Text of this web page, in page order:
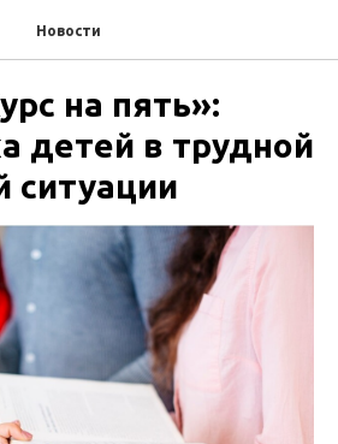
Новости
на пять»:
детей в трудной
ситуации